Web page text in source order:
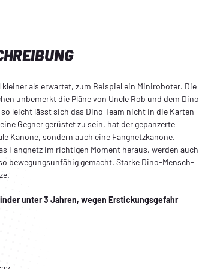
als erwartet, zum Beispiel ein Miniroboter. Die
unbemerkt die Pläne von Uncle Rob und dem Dino
leicht lässt sich das Dino Team nicht in die Karten
Gegner gerüstet zu sein, hat der gepanzerte
Kanone, sondern auch eine Fangnetzkanone.
Fangnetz im richtigen Moment heraus, werden auch
bewegungsunfähig gemacht. Starke Dino-Mensch-
unter 3 Jahren, wegen Erstickungsgefahr